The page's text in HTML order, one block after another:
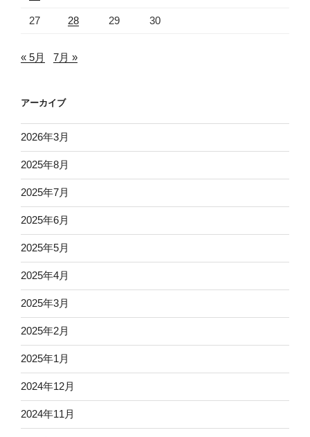
27 28 29 30
« 5月 7月 »
アーカイブ
2026年3月
2025年8月
2025年7月
2025年6月
2025年5月
2025年4月
2025年3月
2025年2月
2025年1月
2024年12月
2024年11月